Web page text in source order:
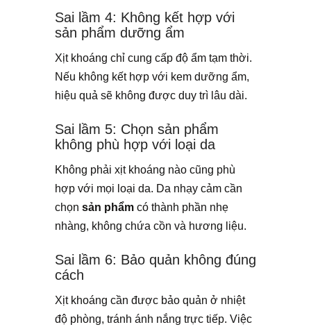
Sai lầm 4: Không kết hợp với
sản phẩm dưỡng ẩm
Xịt khoáng chỉ cung cấp độ ẩm tạm thời.
Nếu không kết hợp với kem dưỡng ẩm,
hiệu quả sẽ không được duy trì lâu dài.
Sai lầm 5: Chọn sản phẩm
không phù hợp với loại da
Không phải xịt khoáng nào cũng phù
hợp với mọi loại da. Da nhạy cảm cần
chọn sản phẩm có thành phần nhẹ
nhàng, không chứa cồn và hương liệu.
Sai lầm 6: Bảo quản không đúng
cách
Xịt khoáng cần được bảo quản ở nhiệt
độ phòng, tránh ánh nắng trực tiếp. Việc